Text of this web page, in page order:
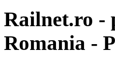
Railnet.ro -
Romania -